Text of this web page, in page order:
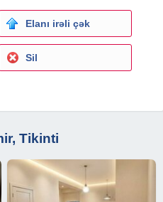
Elanı irəli çək
Sil
Tikinti